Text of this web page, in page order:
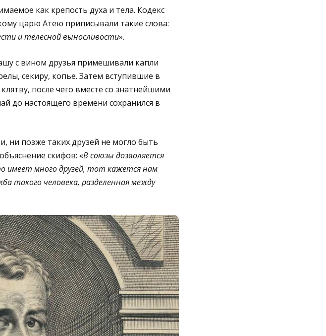
как крепость духа и тела. Кодекс
царю Атею приписывали такие слова:
и телесной выносливости».
с вином друзья примешивали капли
секиру, копье. Затем вступившие в
после чего вместе со знатнейшими
до настоящего времени сохранился в
ни позже таких друзей не могло быть
скифов: «В союзы дозволяется
имеет много друзей, тот кажется нам
такого человека, разделенная между